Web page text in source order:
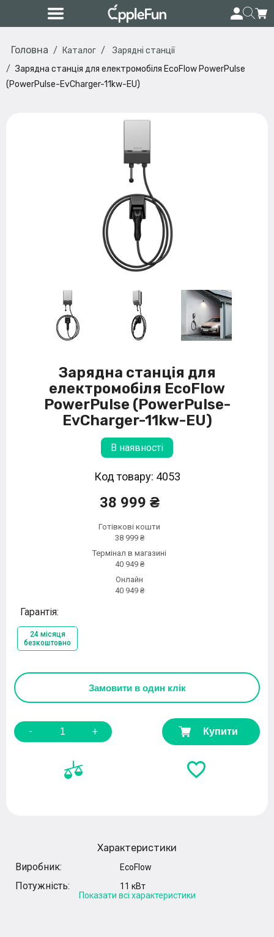
Головна Каталог
Зарядні станції
Зарядна станція для електромобіля EcoFlow PowerPulse
(PowerPulse-EvCharger-11kw-EU)
Зарядна станція для
електромобіля EcoFlow
PowerPulse (PowerPulse-
EvCharger-11kw-EU)
В наявності
Код товару: 4053
38 999 ₴
Готівкові кошти
38 999 ₴
Термінал в магазині
40 949 ₴
Онлайн
40 949 ₴
Гарантія:
24 місяця
безкоштовно
Замовити в один клік
- + Купити
Характеристики
Виробник:
EcoFlow
Потужність:
11 кВт
Показати всі характеристики